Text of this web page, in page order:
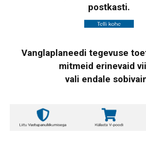
postkasti.
Vanglaplaneedi tegevuse
mitmeid erinevaid
vali endale